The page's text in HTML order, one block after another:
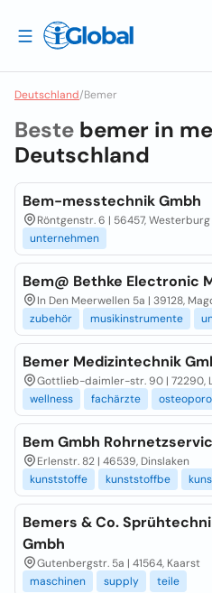
Deutschland/Bemer
Beste bemer in
Deutschland
Bem-messtechnik Gmbh
Röntgenstr. 6 | 56457, Westerburg
unternehmen
Bem@ Bethke Electronic
In Den Meerwellen 5a | 39128,
zubehör
musikinstrumente
Bemer Medizintechnik
Gottlieb-daimler-str. 90 | 72290,
wellness
fachärzte
Bem Gmbh
Erlenstr. 82 | 46539, Dinslaken
kunststoffe
kunststoffbe
Bemers & Co.
Gmbh
Gutenbergstr. 5a | 41564, Kaarst
maschinen
supply teile